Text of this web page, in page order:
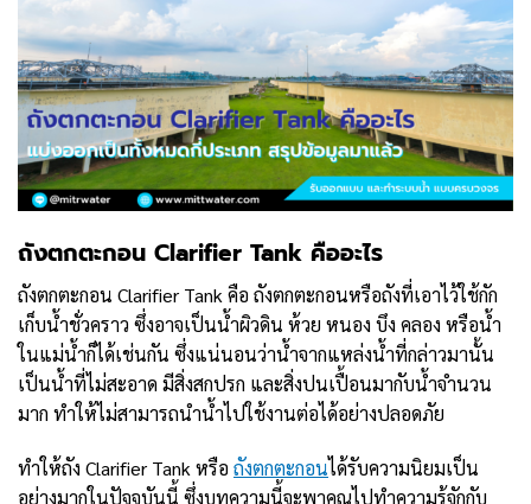
ถังตกตะกอน Clarifier Tank คืออะไร
ถังตกตะกอน Clarifier Tank คือ ถังตกตะกอนหรือถังที่เอาไว้ใช้กัก
เก็บน้ำชั่วคราว ซึ่งอาจเป็นน้ำผิวดิน ห้วย หนอง บึง คลอง หรือน้ำ
ในแม่น้ำก็ได้เช่นกัน ซึ่งแน่นอนว่าน้ำจากแหล่งน้ำที่กล่าวมานั้น
เป็นน้ำที่ไม่สะอาด มีสิ่งสกปรก และสิ่งปนเปื้อนมากับน้ำจำนวน
มาก ทำให้ไม่สามารถนำน้ำไปใช้งานต่อได้อย่างปลอดภัย
ทำให้ถัง Clarifier Tank หรือ ถังตกตะกอนได้รับความนิยมเป็น
อย่างมากในปัจจุบันนี้ ซึ่งบทความนี้จะพาคุณไปทำความรู้จักกับ